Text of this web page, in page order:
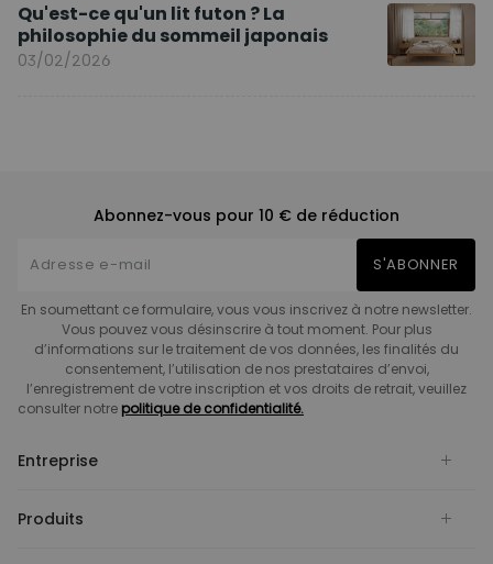
Qu'est-ce qu'un lit futon ? La
philosophie du sommeil japonais
03/02/2026
Abonnez-vous pour 10 € de réduction
S'ABONNER
En soumettant ce formulaire, vous vous inscrivez à notre newsletter.
Vous pouvez vous désinscrire à tout moment. Pour plus
d’informations sur le traitement de vos données, les finalités du
consentement, l’utilisation de nos prestataires d’envoi,
l’enregistrement de votre inscription et vos droits de retrait, veuillez
consulter notre politique de confidentialité.
Entreprise
Produits